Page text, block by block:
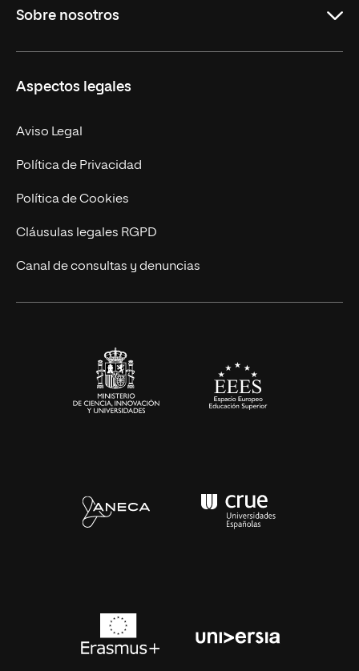
Másteres Oficiales
Másteres Propios
Doctorados
Experto Universitario
Postgrados
Cursos Universitarios
Sobre nosotros
Facultades
Nuestro Equipo
Trabaja en UNIR
Actualidad
UNIR Revista
Eventos
Aspectos legales
Aviso Legal
Política de Privacidad
Política de Cookies
Cláusulas legales RGPD
Canal de consultas y denuncias